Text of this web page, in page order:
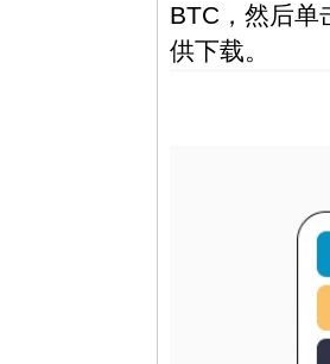
BTC，然后单
供下载。